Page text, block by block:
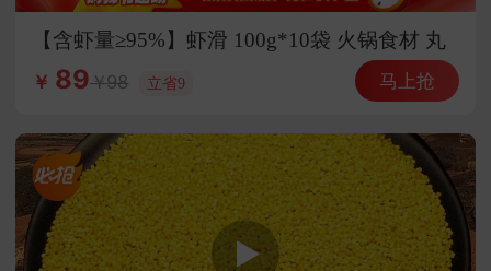
【含虾量≥95%】虾滑 100g*10袋 火锅食材 丸
子 丸料 海鲜水产
￥ 89 98 立省9 马上抢